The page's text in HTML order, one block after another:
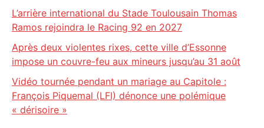
L’arrière international du Stade Toulousain Thomas
Ramos rejoindra le Racing 92 en 2027
Après deux violentes rixes, cette ville d’Essonne
impose un couvre-feu aux mineurs jusqu’au 31 août
Vidéo tournée pendant un mariage au Capitole :
François Piquemal (LFI) dénonce une polémique
« dérisoire »